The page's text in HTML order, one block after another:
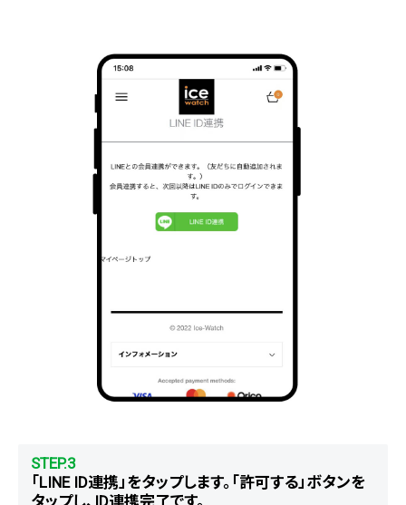
STEP.3
「LINE ID連携」をタップします。「許可する」ボタンを
タップし、ID連携完了です。